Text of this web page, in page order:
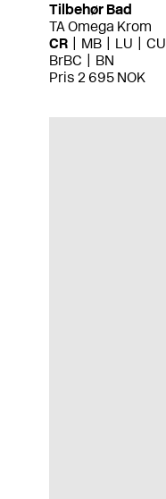
Tilbehør Bad
TA Omega Krom
CR
MB LU CU
BrBC
BN
Pris 2 695 NOK